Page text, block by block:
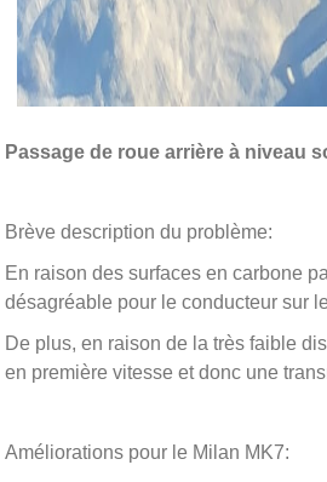
Passage de roue arrière à niveau
Brève description du problème:
En raison des surfaces en carbone
désagréable pour le conducteur sur
De plus, en raison de la très faible
en première vitesse et donc une
Améliorations pour le Milan MK7: